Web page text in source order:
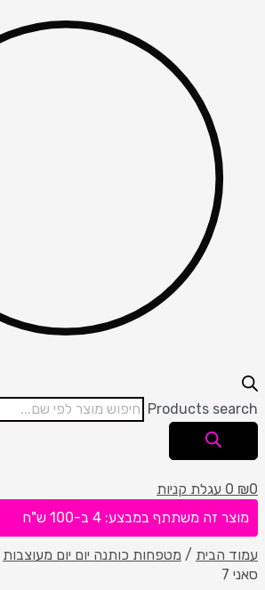
Products search
₪0
0 עגלת קניות
מוצר זה משתתף במבצע: 4 ב-100 ש"ח
עמוד הבית / מטפחות כותנה יום יום מעוצבות
סאני 7